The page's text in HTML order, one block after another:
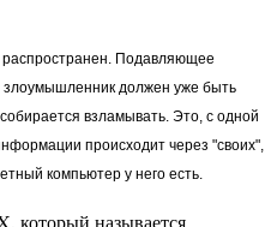
Подавляющее
злоумышленник должен уже быть
взламывать. Это, с одной
происходит через "своих",
компьютер у него есть.
который называется